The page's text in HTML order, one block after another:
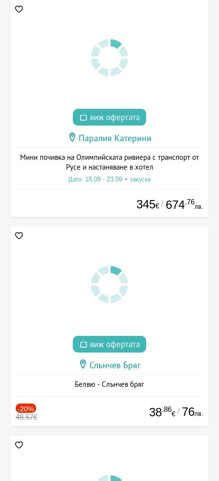
виж офертата
Паралия Катерини
Мини почивка на Олимпийската ривиера с транспорт от
Русе и настаняване в хотел
Дата: 18.09 - 23.09 + закуска
345€ / 674.76
лв.
виж офертата
Слънчев Бряг
Белвю - Слънчев бряг
-20%
48.57€ 38.86
€ / 76лв.